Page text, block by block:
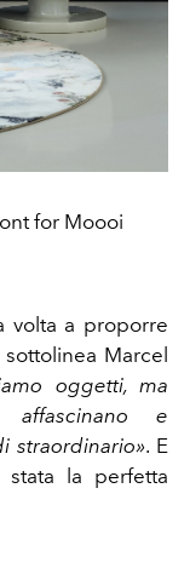
for Moooi
volta a proporre
Marcel
oggetti, ma
affascinano e
straordinario». E
stata la perfetta